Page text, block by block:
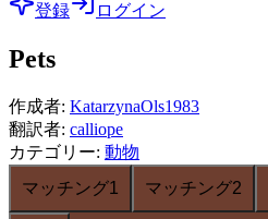
登録 ログイン
Pets
作成者: KatarzynaOls1983
翻訳者: calliope
カテゴリー: 動物
マッチング1
マッチング2